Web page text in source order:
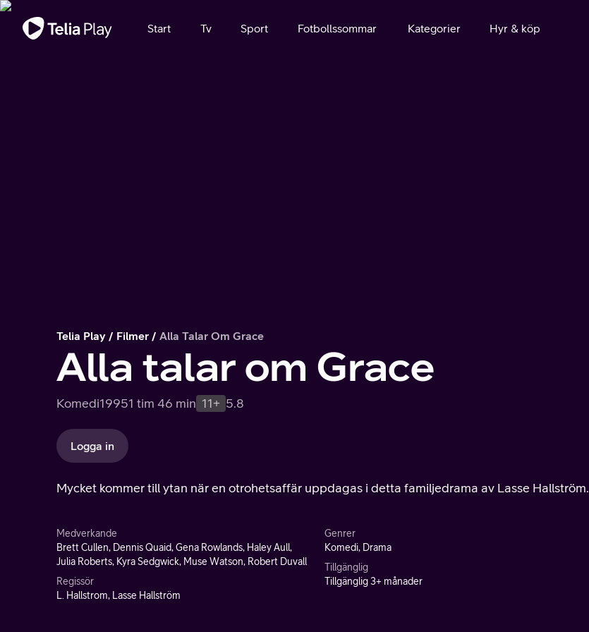
Viktigt meddelande
Start Tv Sport Fotbollssommar Kategorier Hyr & köp
Telia Play Filmer Alla Talar Om Grace
Alla talar om Grace
Komedi19951 tim 46 min 11+ 5.8
Logga in
Mycket kommer till ytan när en otrohetsaffär uppdagas i detta familjedrama av Lasse Hallström.
Medverkande
Brett Cullen, Dennis Quaid, Gena Rowlands, Haley Aull,
Julia Roberts, Kyra Sedgwick, Muse Watson, Robert Duvall
Regissör
L. Hallstrom, Lasse Hallström
Genrer
Komedi, Drama
Tillgänglig
Tillgänglig 3+ månader